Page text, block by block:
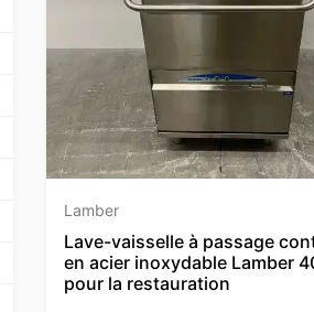
Lamber
Lave-vaisselle à passage
en acier inoxydable Lamber
pour la restauration